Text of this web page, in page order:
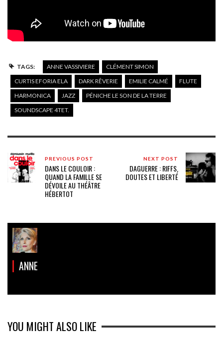
TAGS: ANNE VASSIVIERE
CLÉMENT SIMON
CURTIS EFORIA ELA
DARK RÊVERIE EMILIE CALMÉ
FLUTE
HARMONICA
JAZZ
PÉNICHE LE SON DE LA TERRE
SOUNDSCAPE 4TET.
PREVIOUS POST
DANS LE COULOIR :
QUAND LA FAMILLE SE
DÉVOILE AU THÉÂTRE
HÉBERTOT
NEXT POST
DAGUERRE : RIFFS,
DOUTES ET LIBERTÉ
ANNE
YOU MIGHT ALSO LIKE